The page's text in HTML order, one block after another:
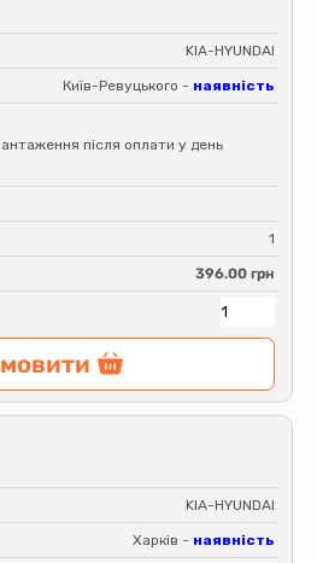
KIA-HYUNDAI
Київ-Ревуцького - наявність
після оплати у день
1
396.00 грн
KIA-HYUNDAI
Харків - наявність